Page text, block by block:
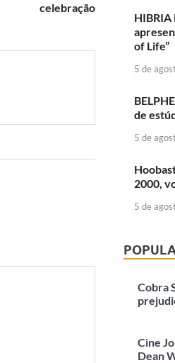
celebração
HIBRIA
of Life”
5 de
de
5 de
2000,
5 de
Cobra
Cine
Dean